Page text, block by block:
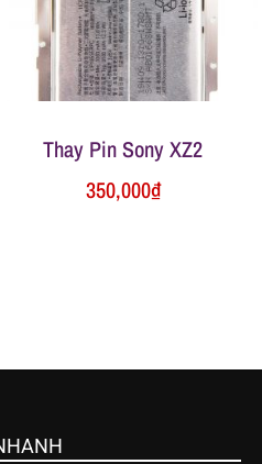
Thay Pin Sony XZ2
350,000₫